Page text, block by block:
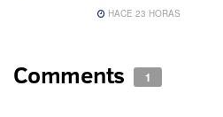
HACE 23 HORAS
Comments 1